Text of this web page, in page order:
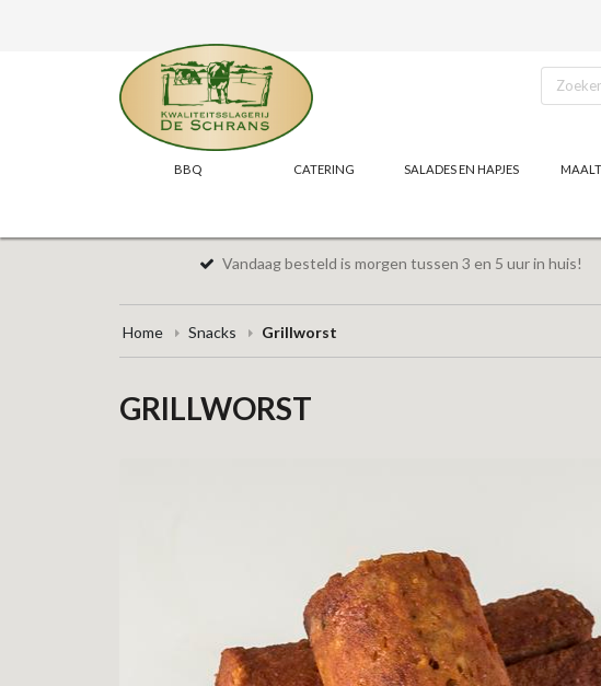
BBQ CATERING SALADES EN HAPJES
Vandaag besteld is morgen tussen 3 en 5 uur in huis!
Home Snacks Grillworst
GRILLWORST